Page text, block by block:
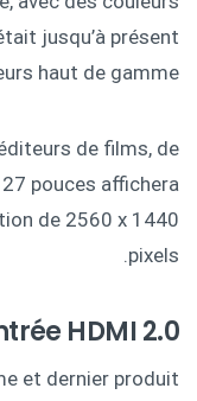
jusqu’à présent
haut de gamme.
de films, de
pouces affichera
de 2560 x 1440
pixels.
HDMI 2.0
et dernier produit